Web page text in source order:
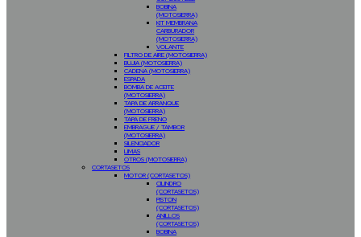
BOBINA
(MOTOSIERRA)
KIT MEMBRANA
CARBURADOR
(MOTOSIERRA)
VOLANTE
FILTRO DE AIRE (MOTOSIERRA)
BUJIA (MOTOSIERRA)
CADENA (MOTOSIERRA)
ESPADA
BOMBA DE ACEITE
(MOTOSIERRA)
TAPA DE ARRANQUE
(MOTOSIERRA)
TAPA DE FRENO
EMBRAGUE / TAMBOR
(MOTOSIERRA)
SILENCIADOR
LIMAS
OTROS (MOTOSIERRA)
CORTASETOS
MOTOR (CORTASETOS)
CILINDRO
(CORTASETOS)
PISTON
(CORTASETOS)
ANILLOS
(CORTASETOS)
BOBINA